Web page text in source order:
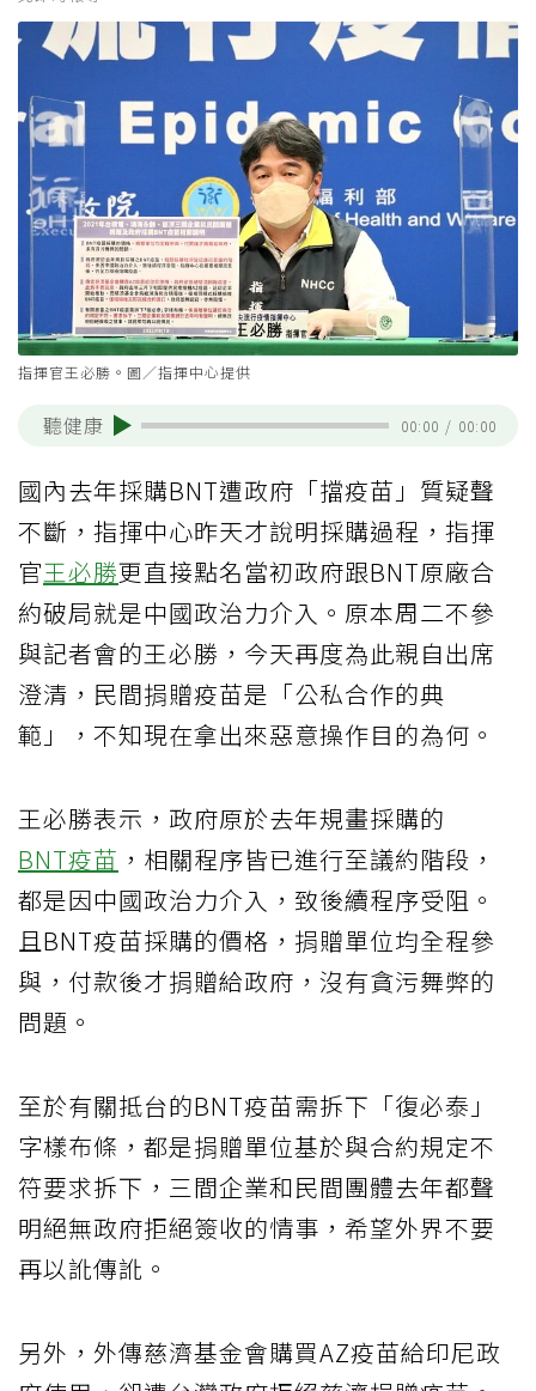
指揮官王必勝。圖／指揮中心提供
聽健康 00:00 / 00:00
國內去年採購BNT遭政府「擋疫苗」質疑聲
不斷，指揮中心昨天才說明採購過程，指揮
官王必勝更直接點名當初政府跟BNT原廠合
約破局就是中國政治力介入。原本周二不參
與記者會的王必勝，今天再度為此親自出席
澄清，民間捐贈疫苗是「公私合作的典
範」，不知現在拿出來惡意操作目的為何。
王必勝表示，政府原於去年規畫採購的
BNT疫苗 ，相關程序皆已進行至議約階段，
都是因中國政治力介入，致後續程序受阻。
且BNT疫苗採購的價格，捐贈單位均全程參
與，付款後才捐贈給政府，沒有貪污舞弊的
問題。
至於有關抵台的BNT疫苗需拆下「復必泰」
字樣布條，都是捐贈單位基於與合約規定不
符要求拆下，三間企業和民間團體去年都聲
明絕無政府拒絕簽收的情事，希望外界不要
再以訛傳訛。
另外，外傳慈濟基金會購買AZ疫苗給印尼政